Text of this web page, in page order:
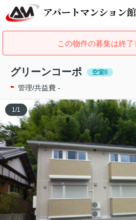
この物件の募集は終了
グリーンコーポ 空室0
- 管理/共益費 -
1/1